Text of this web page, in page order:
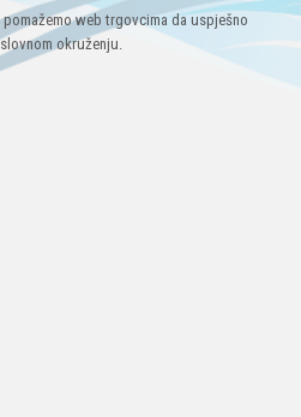
web trgovcima da uspješno
okruženju.